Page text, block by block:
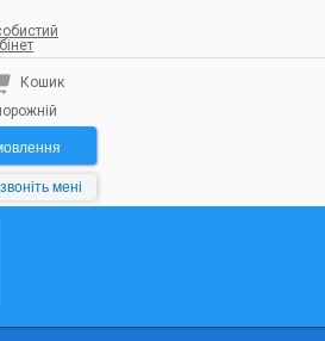
Кошик
мені